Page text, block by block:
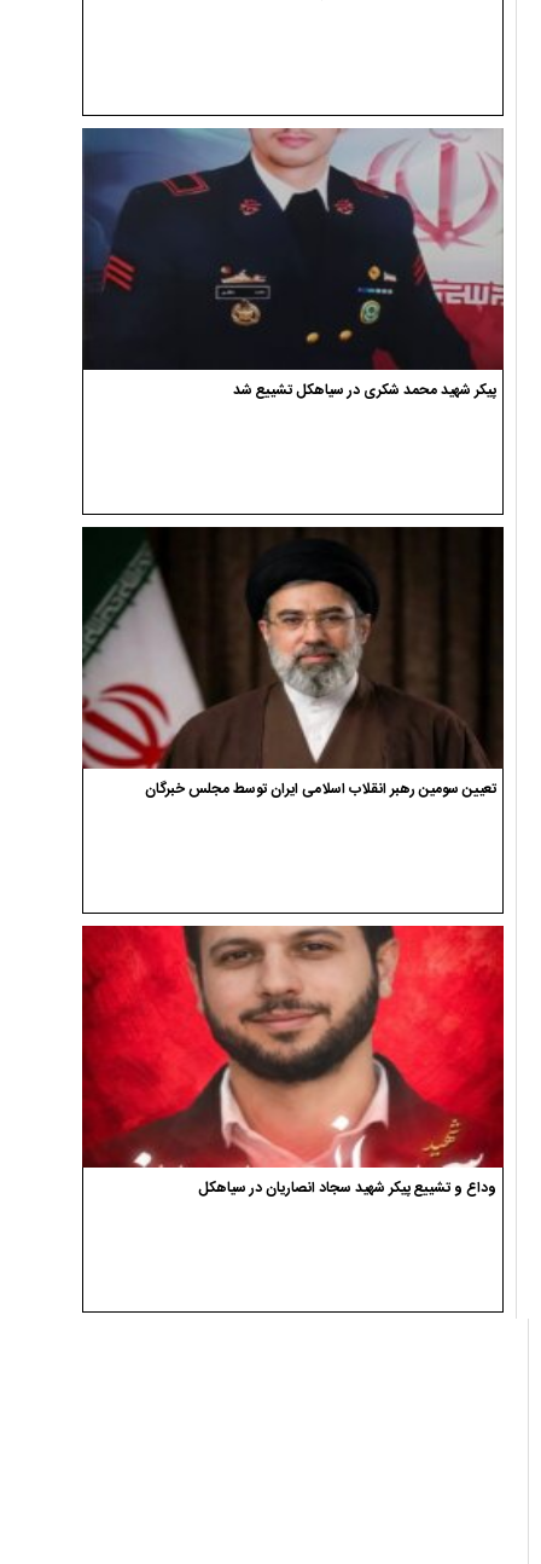
پیکر شهید محمد شکری در سیاهکل تشییع شد
تعیین سومین رهبر انقلاب اسلامی ایران توسط مجلس خبرگان
وداع و تشییع پیکر شهید سجاد انصاریان در سیاهکل